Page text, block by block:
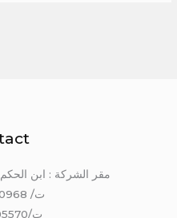
مقر الشركة : ابن الحكم
ت/ 01033680968
ت/01033805570